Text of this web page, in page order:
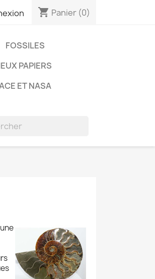
shopping_cart Panier (0)
FOSSILES
PAPIERS
ET NASA